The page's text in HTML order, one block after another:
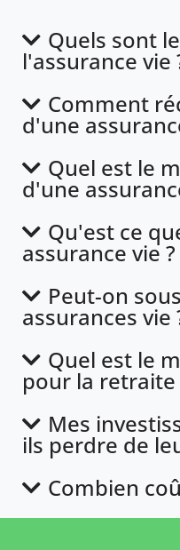
Quels sont
l'assurance vie
Comment
d'une
Quel est le
d'une
Qu'est ce
assurance vie ?
Peut-on
assurances vie
Quel est le
pour la retraite
Mes
ils perdre de
Combien